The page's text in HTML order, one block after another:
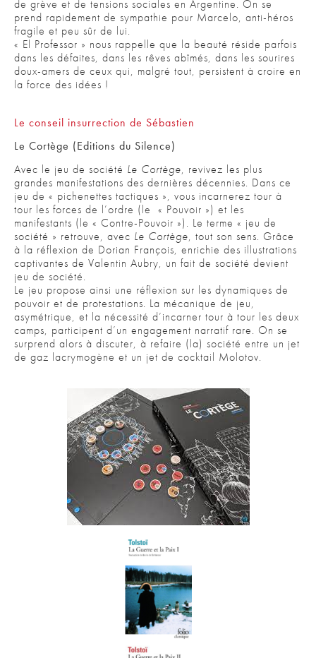
de grève et de tensions sociales en Argentine. On se
prend rapidement de sympathie pour Marcelo, anti-héros
fragile et peu sûr de lui.
« El Professor » nous rappelle que la beauté réside parfois
dans les défaites, dans les rêves abîmés, dans les sourires
doux-amers de ceux qui, malgré tout, persistent à croire en
la force des idées !
Le conseil insurrection de Sébastien
Le Cortège (Editions du Silence)
Avec le jeu de société Le Cortège, revivez les plus
grandes manifestations des dernières décennies. Dans ce
jeu de « pichenettes tactiques », vous incarnerez tour à
tour les forces de l’ordre (le « Pouvoir ») et les
manifestants (le « Contre-Pouvoir »). Le terme « jeu de
société » retrouve, avec Le Cortège, tout son sens. Grâce
à la réflexion de Dorian François, enrichie des illustrations
captivantes de Valentin Aubry, un fait de société devient
jeu de société.
Le jeu propose ainsi une réflexion sur les dynamiques de
pouvoir et de protestations. La mécanique de jeu,
asymétrique, et la nécessité d’incarner tour à tour les deux
camps, participent d’un engagement narratif rare. On se
surprend alors à discuter, à refaire (la) société entre un jet
de gaz lacrymogène et un jet de cocktail Molotov.